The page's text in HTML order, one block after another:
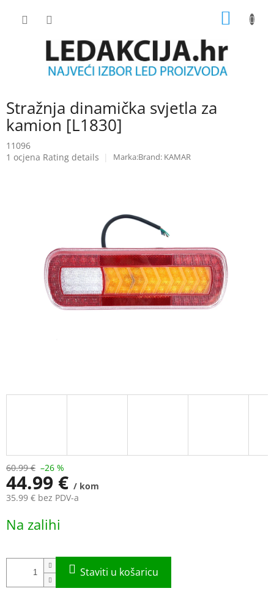
Stražnja dinamička svjetla za
kamion [L1830]
11096
The
1 ocjena Rating details Brand: KAMAR
60.99 € –26 %
44.99 € / kom
35.99 € bez PDV-a
price:
Na zalihi